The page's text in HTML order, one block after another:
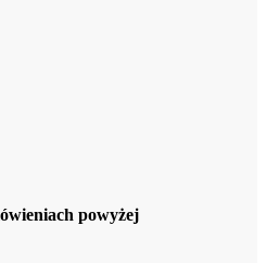
powyżej